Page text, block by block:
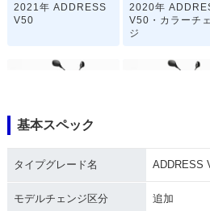
2021年 ADDRESS
V50
2020年
V50・カラーチ
ジ
V50・マイナーチェ
V50・マイナー
基本スペック
タイプグレード名 ADDRESS
モデルチェンジ区分 追加